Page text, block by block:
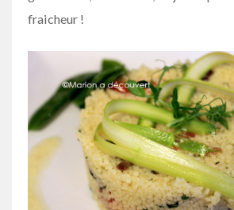
fraicheur !